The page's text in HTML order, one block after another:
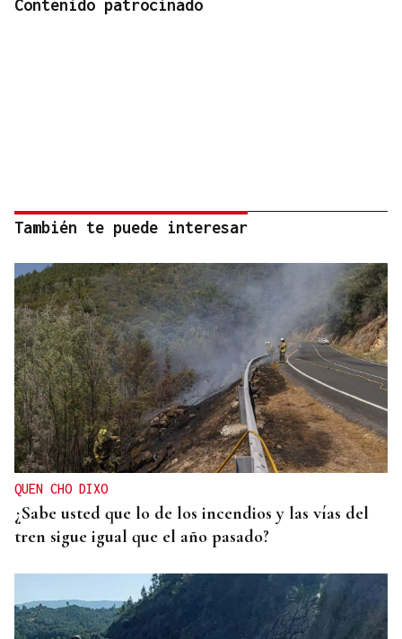
Contenido patrocinado
También te puede interesar
QUEN CHO DIXO
¿Sabe usted que lo de los incendios y las vías del
tren sigue igual que el año pasado?